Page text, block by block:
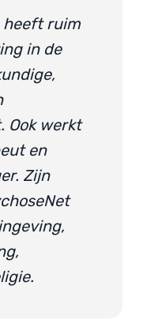
heeft ruim
in de
Ook werkt
en
Zijn